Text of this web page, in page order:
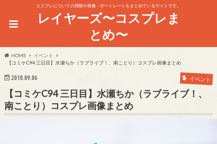
コスプレについての情報や画像・ポートレートをまとめているサイトです。
レイヤーズ〜コスプレま
とめ〜
HOME
イベント
【コミケC94 三日目】水瀬ちか（ラブライブ！、南ことり）コスプレ画像まとめ
2018.09.06 イベント
【コミケC94 三日目】水瀬ちか（ラブライブ！、
南ことり）コスプレ画像まとめ